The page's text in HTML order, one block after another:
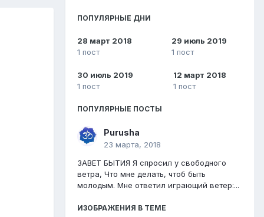
ПОПУЛЯРНЫЕ ДНИ
28 март 2018
1 пост
29 июль 2019
1 пост
30 июль 2019
1 пост
12 март 2018
1 пост
ПОПУЛЯРНЫЕ ПОСТЫ
Purusha
23 марта, 2018
ЗАВЕТ БЫТИЯ Я спросил у свободного
ветра, Что мне делать, чтоб быть
молодым. Мне ответил играющий ветер:...
ИЗОБРАЖЕНИЯ В ТЕМЕ